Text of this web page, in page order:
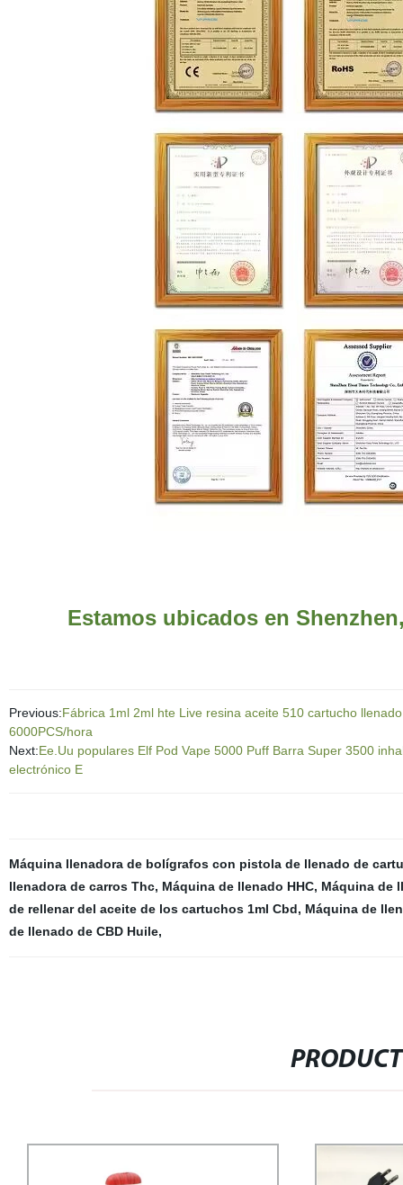
Estamos ubicados en
Previous:Fábrica 1ml 2ml hte Live resina aceite 510 cartucho
6000PCS/hora
Next:Ee.Uu populares Elf Pod Vape 5000 Puff Barra Super 3500
electrónico E
Máquina llenadora de bolígrafos con pistola de llenado de
llenadora de carros Thc, Máquina de llenado HHC, Máquina de
de rellenar del aceite de los cartuchos 1ml Cbd, Máquina de
de llenado de CBD Huile,